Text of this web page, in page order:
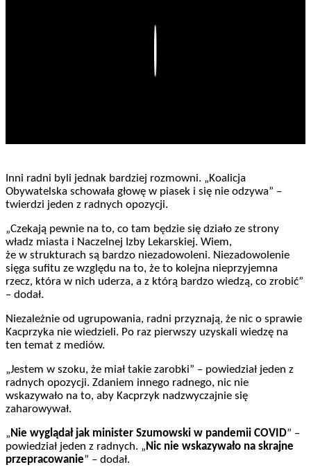
Inni radni byli jednak bardziej rozmowni. „Koalicja
Obywatelska schowała głowę w piasek i się nie odzywa” –
twierdzi jeden z radnych opozycji.
„Czekają pewnie na to, co tam będzie się działo ze strony
władz miasta i Naczelnej Izby Lekarskiej. Wiem,
że w strukturach są bardzo niezadowoleni. Niezadowolenie
sięga sufitu ze względu na to, że to kolejna nieprzyjemna
rzecz, która w nich uderza, a z którą bardzo wiedzą, co zrobić”
– dodał.
Niezależnie od ugrupowania, radni przyznają, że nic o sprawie
Kacprzyka nie wiedzieli. Po raz pierwszy uzyskali wiedzę na
ten temat z mediów.
„Jestem w szoku, że miał takie zarobki” – powiedział jeden z
radnych opozycji. Zdaniem innego radnego, nic nie
wskazywało na to, aby Kacprzyk nadzwyczajnie się
zaharowywał.
„Nie wyglądał jak minister Szumowski w pandemii COVID” –
powiedział jeden z radnych. „Nic nie wskazywało na skrajne
przepracowanie” – dodał.